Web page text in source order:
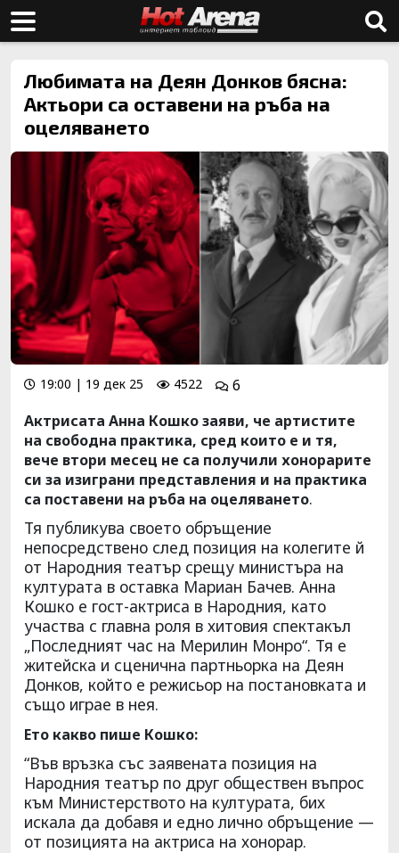
Любимата на Деян Донков бясна:
Актьори са оставени на ръба на
оцеляването
19:00 | 19 дек 25 4522
6
Актрисата Анна Кошко заяви, че артистите
на свободна практика, сред които е и тя,
вече втори месец не са получили хонорарите
си за изиграни представления и на практика
са поставени на ръба на оцеляването.
Тя публикува своето обръщение
непосредствено след позиция на колегите й
от Народния театър срещу министъра на
културата в оставка Мариан Бачев. Анна
Кошко е гост-актриса в Народния, като
участва с главна роля в хитовия спектакъл
„Последният час на Мерилин Монро“. Тя е
житейска и сценична партньорка на Деян
Донков, който е режисьор на постановката и
също играе в нея.
Ето какво пише Кошко:
“Във връзка със заявената позиция на
Народния театър по друг обществен въпрос
към Министерството на културата, бих
искала да добавя и едно лично обръщение —
от позицията на актриса на хонорар.